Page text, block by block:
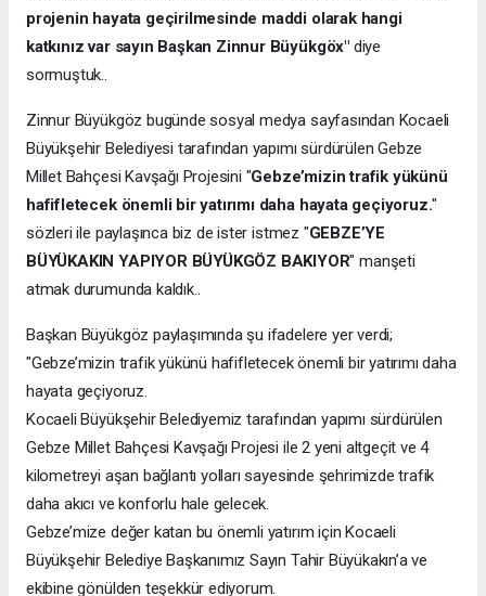
projenin hayata geçirilmesinde maddi olarak hangi
katkınız var sayın Başkan Zinnur Büyükgöx" diye
sormuştuk..
Zinnur Büyükgöz bugünde sosyal medya sayfasından Kocaeli
Büyükşehir Belediyesi tarafından yapımı sürdürülen Gebze
Millet Bahçesi Kavşağı Projesini "Gebze’mizin trafik yükünü
hafifletecek önemli bir yatırımı daha hayata geçiyoruz."
sözleri ile paylaşınca biz de ister istmez "GEBZE’YE
BÜYÜKAKIN YAPIYOR BÜYÜKGÖZ BAKIYOR" manşeti
atmak durumunda kaldık..
Başkan Büyükgöz paylaşımında şu ifadelere yer verdi;
"Gebze’mizin trafik yükünü hafifletecek önemli bir yatırımı daha
hayata geçiyoruz.
Kocaeli Büyükşehir Belediyemiz tarafından yapımı sürdürülen
Gebze Millet Bahçesi Kavşağı Projesi ile 2 yeni altgeçit ve 4
kilometreyi aşan bağlantı yolları sayesinde şehrimizde trafik
daha akıcı ve konforlu hale gelecek.
Gebze’mize değer katan bu önemli yatırım için Kocaeli
Büyükşehir Belediye Başkanımız Sayın Tahir Büyükakın’a ve
ekibine gönülden teşekkür ediyorum.